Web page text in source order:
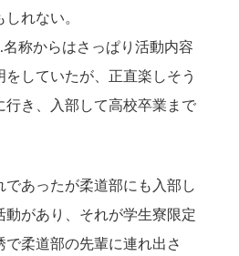
れない。
称からはさっぱり活動内容
していたが、正直楽しそう
き、入部して高校卒業まで
あったが柔道部にも入部し
があり、それが学生寮限定
柔道部の先輩に連れ出さ